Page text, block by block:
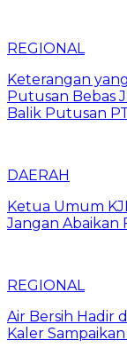
REGIONAL
Keterangan
Putusan Bebas
Balik Putusan
DAERAH
Ketua Umum
Jangan Abaikan
REGIONAL
Air Bersih Hadir
Kaler